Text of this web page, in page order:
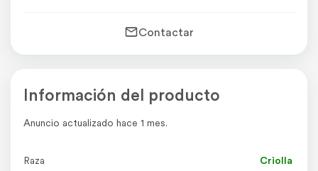
Contactar
Información del producto
Anuncio actualizado hace 1 mes.
Raza Criolla